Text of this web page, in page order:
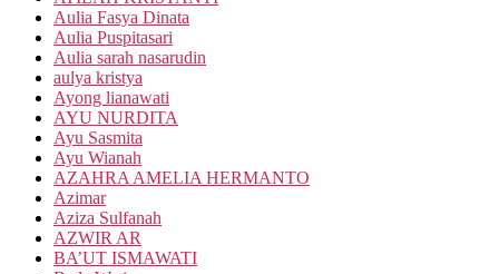
Aulia Fasya Dinata
Aulia Puspitasari
Aulia sarah nasarudin
aulya kristya
Ayong lianawati
AYU NURDITA
Ayu Sasmita
Ayu Wianah
AZAHRA AMELIA HERMANTO
Azimar
Aziza Sulfanah
AZWIR AR
BA’UT ISMAWATI